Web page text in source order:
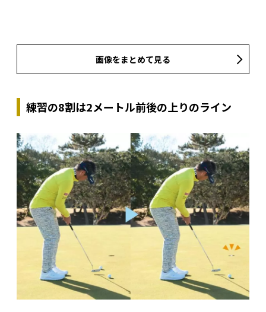
画像をまとめて見る
練習の8割は2メートル前後の上りのライン